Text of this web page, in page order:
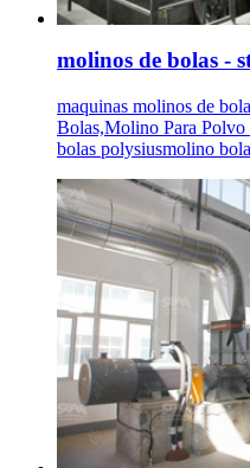
molinos de bolas -
maquinas molinos de
Bolas,Molino Para
bolas polysiusmolino